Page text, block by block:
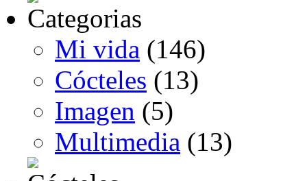
Mi vida (146)
Cócteles (13)
Imagen (5)
Multimedia (13)